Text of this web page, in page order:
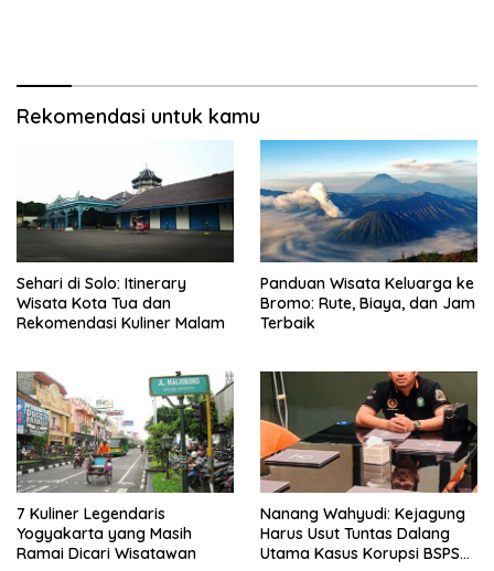
Rekomendasi untuk kamu
Sehari di Solo: Itinerary
Wisata Kota Tua dan
Rekomendasi Kuliner Malam
Panduan Wisata Keluarga ke
Bromo: Rute, Biaya, dan Jam
Terbaik
7 Kuliner Legendaris
Yogyakarta yang Masih
Ramai Dicari Wisatawan
Nanang Wahyudi: Kejagung
Harus Usut Tuntas Dalang
Utama Kasus Korupsi BSPS